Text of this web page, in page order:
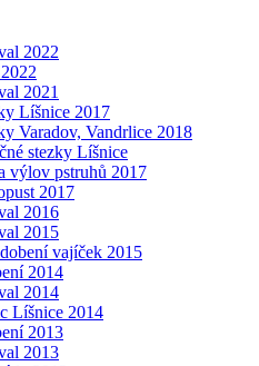
2022
2021
Líšnice 2017
Varadov, Vandrlice 2018
stezky Líšnice
výlov pstruhů 2017
2017
2016
2015
vajíček 2015
2014
2014
Líšnice 2014
2013
2013